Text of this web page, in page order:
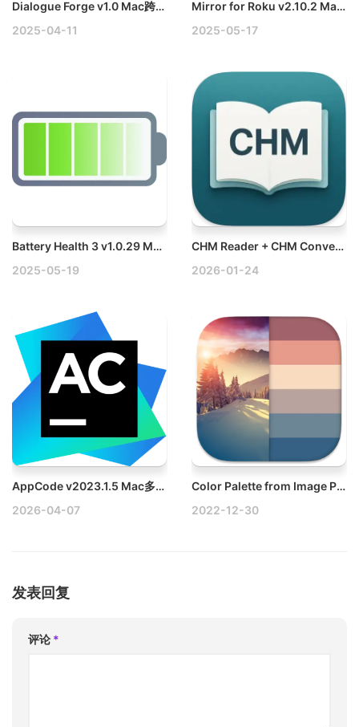
Dialogue Forge v1.0 Mac跨平台对话编辑工具
2025-04-11
Mirror for Roku v2.10.2 Mac智能电视投屏工具破解版
2025-05-17
Battery Health 3 v1.0.29 Mac电池健康管理工具破解版
2025-05-19
CHM Reader + CHM Converter v3.0.3 Mac简洁易用的CHM阅读转换工具
2026-01-24
AppCode v2023.1.5 Mac多语言代码编辑器
2026-04-07
Color Palette from Image Pro v2.2.1 Mac调色板软件
2022-12-30
发表回复
评论 *